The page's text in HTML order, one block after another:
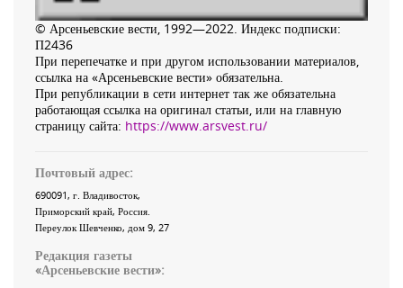
© Арсеньевские вести, 1992—2022. Индекс подписки:
П2436
При перепечатке и при другом использовании материалов,
ссылка на «Арсеньевские вести» обязательна.
При републикации в сети интернет так же обязательна
работающая ссылка на оригинал статьи, или на главную
страницу сайта: https://www.arsvest.ru/
Почтовый адрес:
690091, г. Владивосток,
Приморский край, Россия
Переулок Шевченко, дом 9, 27
Редакция газеты
«Арсеньевские вести»: